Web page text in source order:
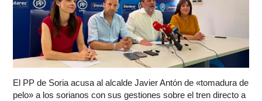
El PP de Soria acusa al alcalde Javier Antón de «tomadura de
pelo» a los sorianos con sus gestiones sobre el tren directo a